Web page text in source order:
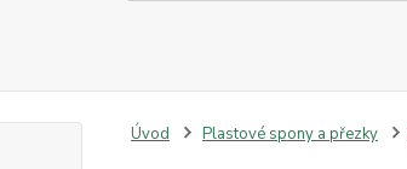
Úvod Plastové spony a přezky